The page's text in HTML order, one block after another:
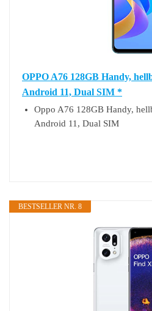
OPPO A76 128GB Handy,
Android 11, Dual SIM *
Oppo A76 128GB Handy,
Android 11, Dual SIM
BESTSELLER NR. 8